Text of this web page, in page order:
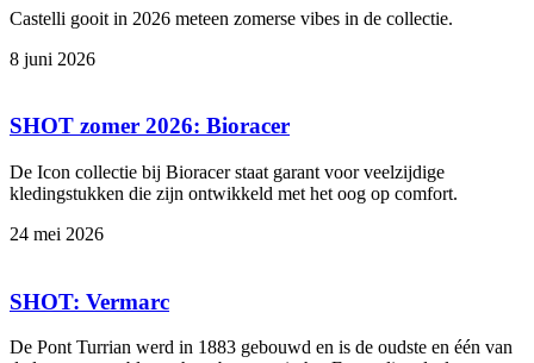
Castelli gooit in 2026 meteen zomerse vibes in de collectie.
8 juni 2026
SHOT zomer 2026: Bioracer
De Icon collectie bij Bioracer staat garant voor veelzijdige
kledingstukken die zijn ontwikkeld met het oog op comfort.
24 mei 2026
SHOT: Vermarc
De Pont Turrian werd in 1883 gebouwd en is de oudste en één van